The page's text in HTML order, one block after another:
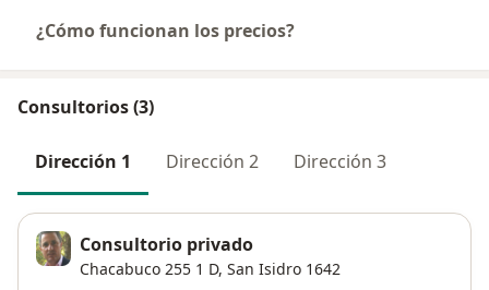
¿Cómo funcionan los precios?
Consultorios (3)
Dirección 1 Dirección 2 Dirección 3
Consultorio privado
Chacabuco 255 1 D, San Isidro 1642